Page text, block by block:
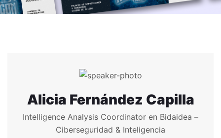
Alicia Fernández Capilla
Intelligence Analysis Coordinator en Bidaidea –
Ciberseguridad & Inteligencia